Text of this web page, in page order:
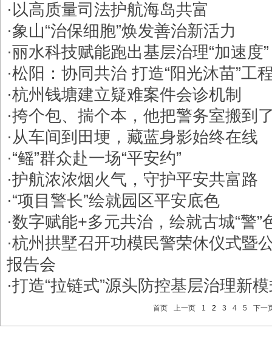
·以高质量司法护航海岛共富
·象山“治保细胞”焕发善治新活力
·丽水科技赋能跑出基层治理“加速度”
·松阳：协同共治 打造“阳光沐苗”工
·杭州钱塘建立疑难案件会诊机制
·挎个包、揣个本，他把警务室搬到
·从车间到田埂，藏蓝身影始终在线
·“鳐”群众赴一场“平安约”
·护航浓浓烟火气，守护平安共富路
·“项目警长”绘就园区平安底色
·数字赋能+多元共治，绘就古城“警”
·杭州拱墅召开功模民警荣休仪式暨
报告会
·打造“拉链式”源头防控基层治理新
首页 上一页 1 2 3 4 5 下一